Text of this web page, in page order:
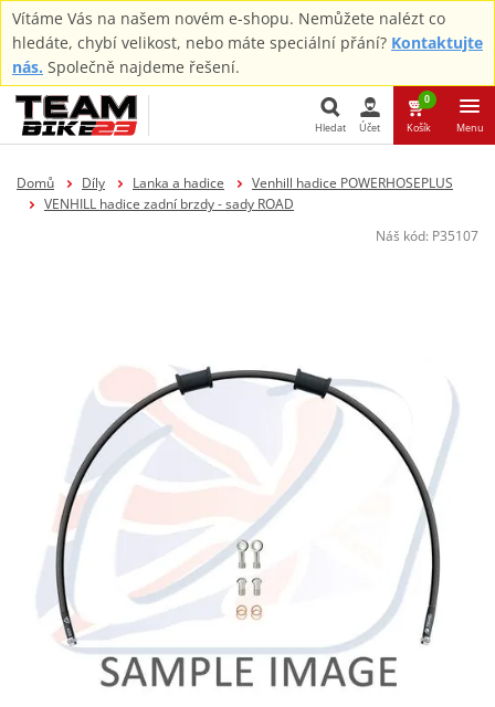
Vítáme Vás na našem novém e-shopu. Nemůžete nalézt co
hledáte, chybí velikost, nebo máte speciální přání? Kontaktujte
nás. Společně najdeme řešení.
Hledat
Hledat Účet
0
Košík Menu
Domů Díly Lanka a hadice
Venhill hadice POWERHOSEPLUS
VENHILL hadice zadní brzdy - sady ROAD
Náš kód: P35107